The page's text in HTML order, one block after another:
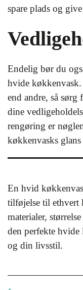
spare plads og
Endelig bør du
hvide
end andre, så sørg
dine
rengøring er
køkkenvasks glans
En hvid
tilføjelse til ethvert
materialer,
den perfekte
og din livsstil.